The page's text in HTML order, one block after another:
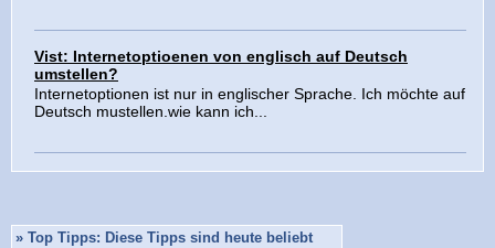
Vist: Internetoptioenen von englisch auf Deutsch
umstellen?
Internetoptionen ist nur in englischer Sprache. Ich möchte auf
Deutsch mustellen.wie kann ich...
» Top Tipps: Diese Tipps sind heute beliebt